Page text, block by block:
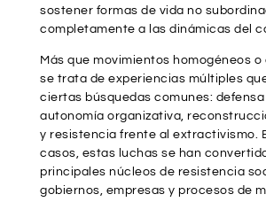
sostener formas de vida no
completamente a las dinámicas del
Más que movimientos homogéneos
se trata de experiencias múltiples
ciertas búsquedas comunes:
autonomía organizativa,
y resistencia frente al extractivismo.
casos, estas luchas se han
principales núcleos de resistencia
gobiernos, empresas y procesos de